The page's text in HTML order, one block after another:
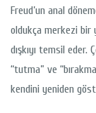
Freud’un anal
oldukça merkezi bir
dışkıyı temsil
“tutma” ve
kendini yeniden